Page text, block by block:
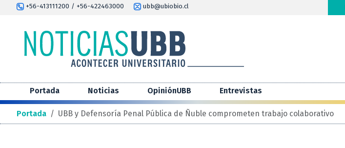
+56-413111200 / +56-422463000 ubb@ubiobio.cl
Portada Noticias OpiniónUBB Entrevistas
Portada / UBB y Defensoría Penal Pública de Ñuble comprometen trabajo colaborativo